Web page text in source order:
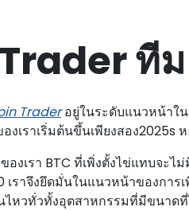
ทีม
Traderอยู่ในระดับแนวหน้าใ
งเราเริ่มต้นขึ้นเพียงสอง2025s
องเรา BTC ที่เพิ่งตั้งไข่แทบจะ
เราจึงยึดมั่นในแนวหน้าของกา
ไหวทั่วทั้งอุตสาหกรรมที่มีขนาด